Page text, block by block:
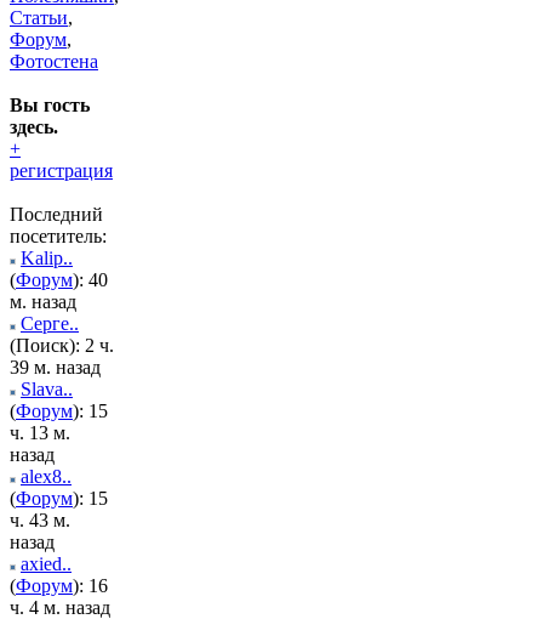
Статьи,
Форум,
Фотостена
Вы гость
здесь.
+
регистрация
Последний
посетитель:
Kalip..
(Форум): 40
м. назад
Серге..
(Поиск): 2 ч.
39 м. назад
Slava..
(Форум): 15
ч. 13 м.
назад
alex8..
(Форум): 15
ч. 43 м.
назад
axied..
(Форум): 16
ч. 4 м. назад